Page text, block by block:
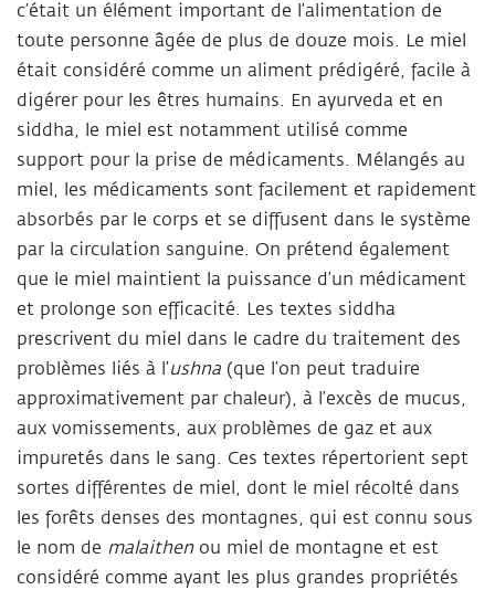
c’était un élément important de l’alimentation de
toute personne âgée de plus de douze mois. Le miel
était considéré comme un aliment prédigéré, facile à
digérer pour les êtres humains. En ayurveda et en
siddha, le miel est notamment utilisé comme
support pour la prise de médicaments. Mélangés au
miel, les médicaments sont facilement et rapidement
absorbés par le corps et se diffusent dans le système
par la circulation sanguine. On prétend également
que le miel maintient la puissance d’un médicament
et prolonge son efficacité. Les textes siddha
prescrivent du miel dans le cadre du traitement des
problèmes liés à l’ushna (que l’on peut traduire
approximativement par chaleur), à l’excès de mucus,
aux vomissements, aux problèmes de gaz et aux
impuretés dans le sang. Ces textes répertorient sept
sortes différentes de miel, dont le miel récolté dans
les forêts denses des montagnes, qui est connu sous
le nom de malaithenou miel de montagne et est
considéré comme ayant les plus grandes propriétés